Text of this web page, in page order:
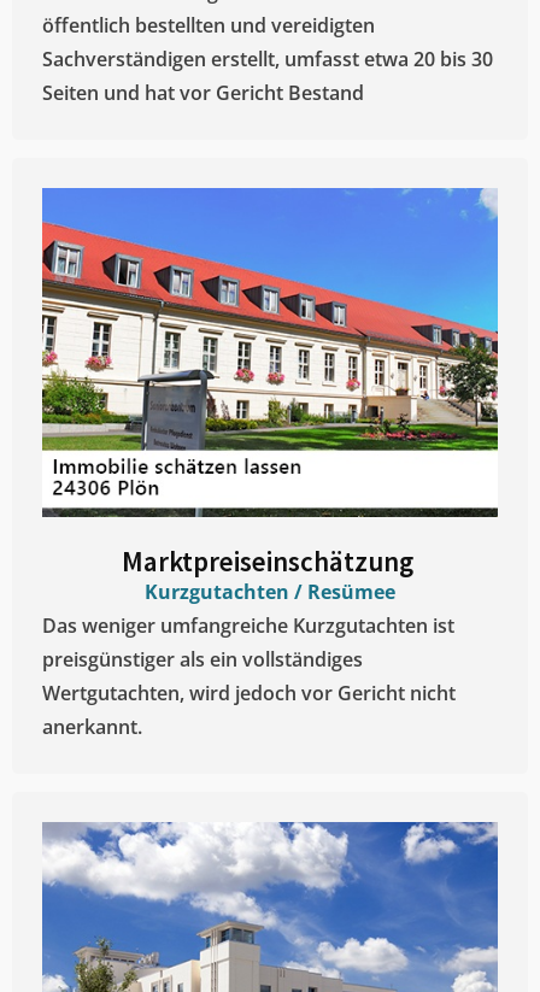
öffentlich bestellten und vereidigten
Sachverständigen erstellt, umfasst etwa 20 bis 30
Seiten und hat vor Gericht Bestand
Marktpreiseinschätzung ​
Kurzgutachten / Resümee
Das weniger umfangreiche Kurzgutachten ist
preisgünstiger als ein vollständiges
Wertgutachten, wird jedoch vor Gericht nicht
anerkannt.